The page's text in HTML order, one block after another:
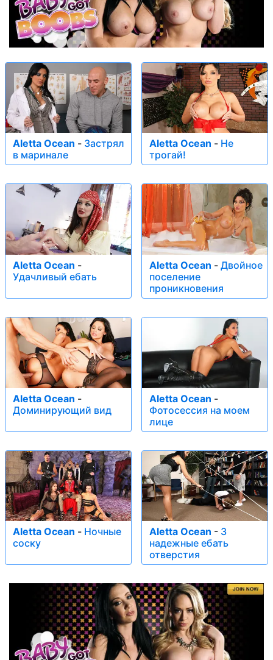
Aletta Ocean - Застрял
в маринале
Aletta Ocean - Не
трогай!
Aletta Ocean -
Удачливый ебать
Aletta Ocean - Двойное
поселение
проникновения
Aletta Ocean -
Доминирующий вид
Aletta Ocean -
Фотосессия на моем
лице
Aletta Ocean - Ночные
соску
Aletta Ocean - 3
надежные ебать
отверстия